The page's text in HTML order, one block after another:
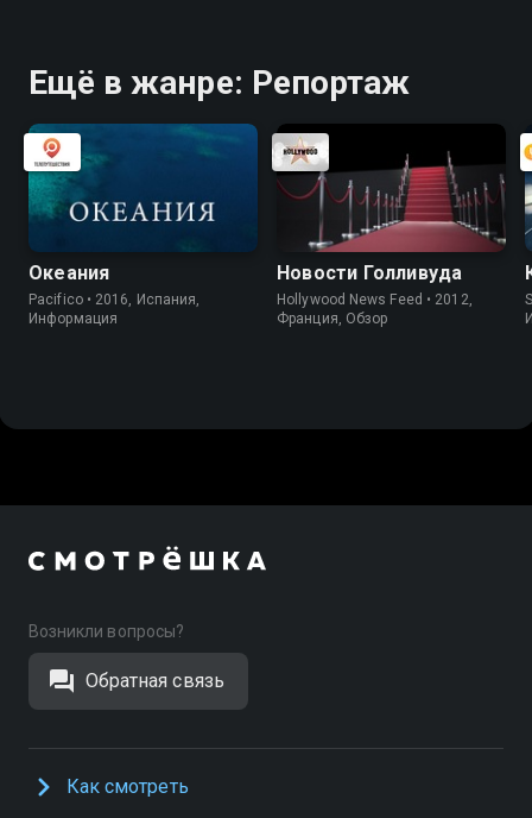
Ещё в жанре: Репортаж
Океания
Pacifico • 2016, Испания,
Информация
Новости Голливуда
Hollywood News Feed • 2012,
Франция, Обзор
Возникли вопросы?
Обратная связь
Как смотреть